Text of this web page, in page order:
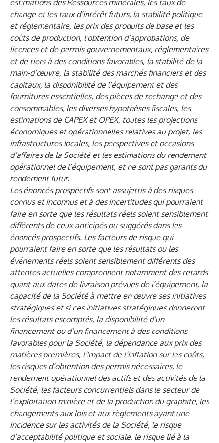
estimations des Ressources minérales, les taux de
change et les taux d’intérêt futurs, la stabilité politique
et réglementaire, les prix des produits de base et les
coûts de production, l’obtention d’approbations, de
licences et de permis gouvernementaux, réglementaires
et de tiers à des conditions favorables, la stabilité de la
main-d’œuvre, la stabilité des marchés financiers et des
capitaux, la disponibilité de l’équipement et des
fournitures essentielles, des pièces de rechange et des
consommables, les diverses hypothèses fiscales, les
estimations de CAPEX et OPEX, toutes les projections
économiques et opérationnelles relatives au projet, les
infrastructures locales, les perspectives et occasions
d’affaires de la Société et les estimations du rendement
opérationnel de l’équipement, et ne sont pas garants du
rendement futur.
Les énoncés prospectifs sont assujettis à des risques
connus et inconnus et à des incertitudes qui pourraient
faire en sorte que les résultats réels soient sensiblement
différents de ceux anticipés ou suggérés dans les
énoncés prospectifs. Les facteurs de risque qui
pourraient faire en sorte que les résultats ou les
événements réels soient sensiblement différents des
attentes actuelles comprennent notamment des retards
quant aux dates de livraison prévues de l’équipement, la
capacité de la Société à mettre en œuvre ses initiatives
stratégiques et si ces initiatives stratégiques donneront
les résultats escomptés, la disponibilité d’un
financement ou d’un financement à des conditions
favorables pour la Société, la dépendance aux prix des
matières premières, l’impact de l’inflation sur les coûts,
les risques d’obtention des permis nécessaires, le
rendement opérationnel des actifs et des activités de la
Société, les facteurs concurrentiels dans le secteur de
l’exploitation minière et de la production du graphite, les
changements aux lois et aux règlements ayant une
incidence sur les activités de la Société, le risque
d’acceptabilité politique et sociale, le risque lié à la